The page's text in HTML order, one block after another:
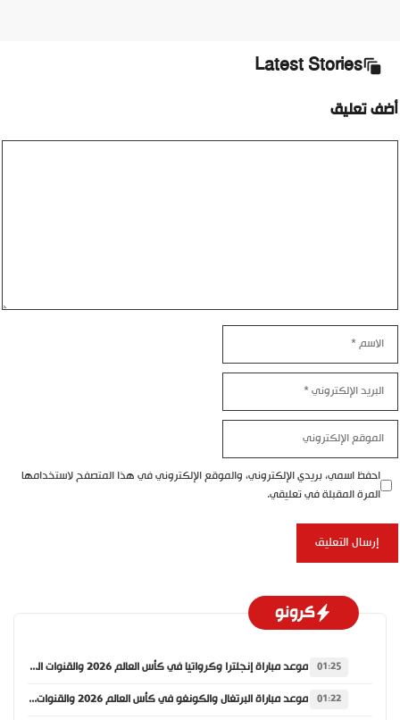
Latest Stories
أضف تعليق
تعليق
الاسم
البريد
الإلكتروني
الموقع
الإلكتروني
احفظ اسمي، بريدي الإلكتروني، والموقع الإلكتروني في هذا المتصفح لاستخدامها
المرة المقبلة في تعليقي.
كرونو
01:25 موعد مباراة إنجلترا وكرواتيا في كأس العالم 2026 والقنوات الناقلة
01:22 موعد مباراة البرتغال والكونغو في كأس العالم 2026 والقنوات الناقلة